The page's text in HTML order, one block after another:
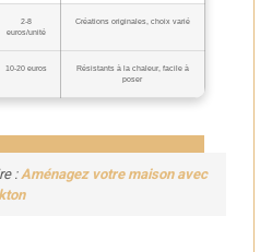
2-8
euros/unité
Créations originales, choix varié
10-20 euros
Résistants à la chaleur, facile à
poser
:Aménagez votre maison avec